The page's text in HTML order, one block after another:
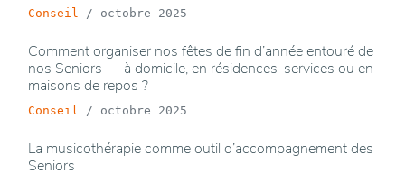
Conseil / octobre 2025
Comment organiser nos fêtes de fin d’année entouré de
nos Seniors — à domicile, en résidences-services ou en
maisons de repos ?
Conseil / octobre 2025
La musicothérapie comme outil d’accompagnement des
Seniors